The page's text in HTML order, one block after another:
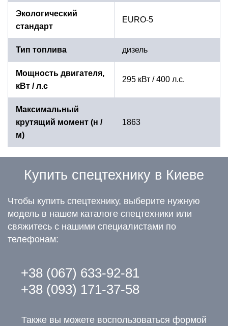
Экологический
стандарт
EURO-5
Тип топлива дизель
Мощность двигателя,
кВт / л.с
295 кВт / 400 л.с.
Максимальный
крутящий момент (н /
м)
1863
Купить спецтехнику в Киеве
Чтобы купить спецтехнику, выберите нужную
модель в нашем каталоге спецтехники или
свяжитесь с нашими специалистами по
телефонам:
+38 (067) 633-92-81
+38 (093) 171-37-58
Также вы можете воспользоваться формой